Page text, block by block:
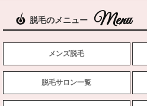
脱毛のメニュー
メンズ脱毛
脱毛サロン一覧